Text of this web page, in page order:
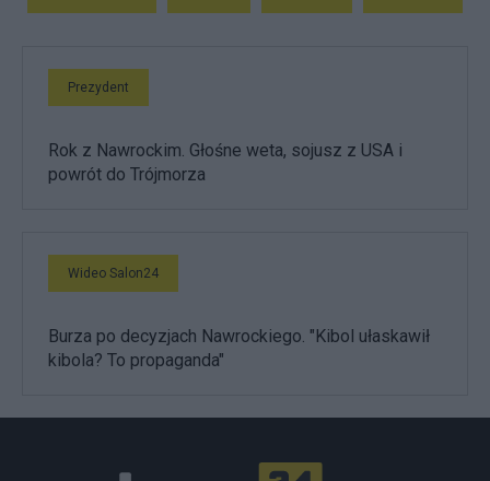
Prezydent
Rok z Nawrockim. Głośne weta, sojusz z USA i
powrót do Trójmorza
Wideo Salon24
Burza po decyzjach Nawrockiego. "Kibol ułaskawił
kibola? To propaganda"